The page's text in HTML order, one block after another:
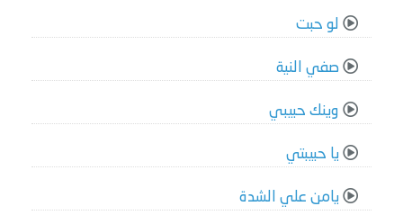
لو حبت
صفي النية
وينك حبيبي
يا حبيبتي
يامن علي الشدة